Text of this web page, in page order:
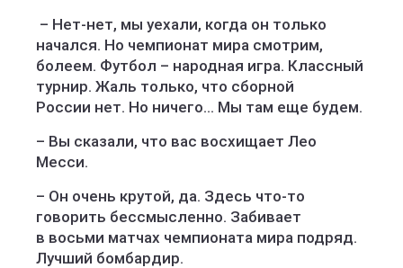
– Нет-нет, мы уехали, когда он только
начался. Но чемпионат мира смотрим,
болеем. Футбол – народная игра. Классный
турнир. Жаль только, что сборной
России нет. Но ничего… Мы там еще будем.
– Вы сказали, что вас восхищает Лео
Месси.
– Он очень крутой, да. Здесь что-то
говорить бессмысленно. Забивает
в восьми матчах чемпионата мира подряд.
Лучший бомбардир.